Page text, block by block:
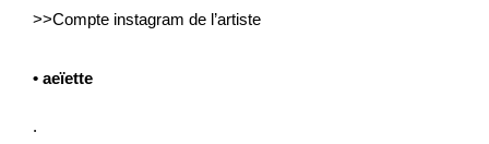
>>Compte instagram de l’artiste
• aeïette
.